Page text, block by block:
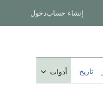
إنشاء حسابدخول
تاريخ أدوات